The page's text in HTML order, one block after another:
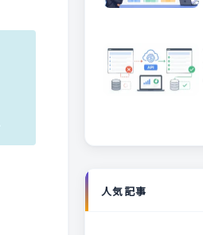
人気記事